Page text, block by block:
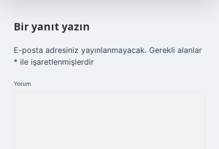
Bir yanıt yazın
E-posta adresiniz yayınlanmayacak. Gerekli alanlar
* ile işaretlenmişlerdir
Yorum